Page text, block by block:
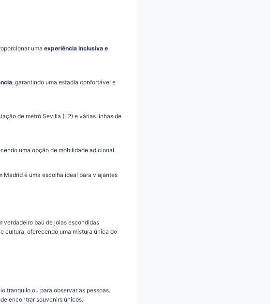
uma experiência inclusiva e
, garantindo uma estadia confortável e
de metrô Sevilla (L2) e várias linhas de
uma opção de mobilidade adicional.
Madrid é uma escolha ideal para viajantes
verdadeiro baú de joias escondidas
cultura, oferecendo uma mistura única do
tranquilo ou para observar as pessoas.
encontrar souvenirs únicos.